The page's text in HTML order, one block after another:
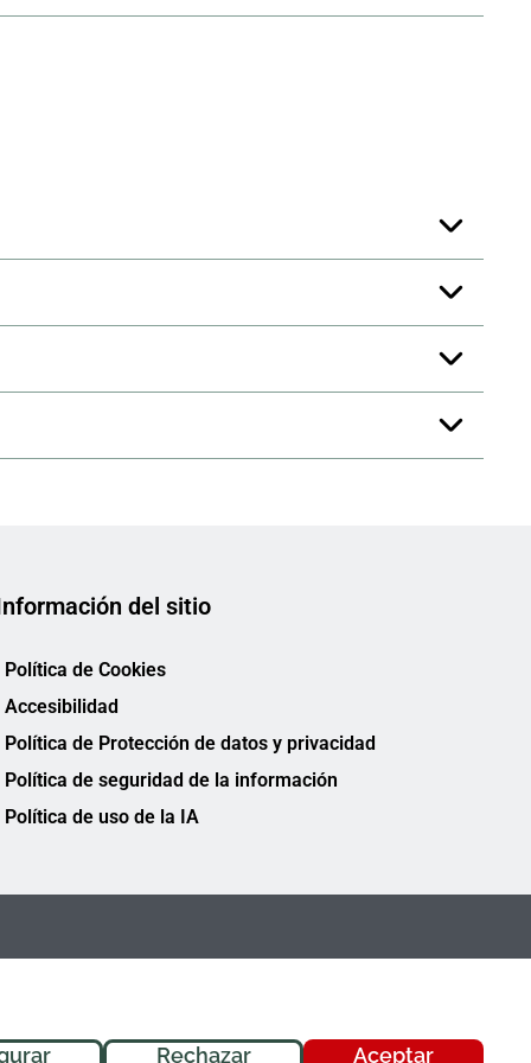
Aceptar
Rechazar
del sitio
Política de Cookies
Accesibilidad
Política de Protección de datos y privacidad
Política de seguridad de la información
Política de uso de la IA